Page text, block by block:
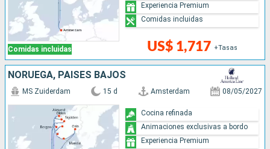
Comidas incluidas US$ 1,717 +Tasas
Experiencia Premium
Comidas incluidas
NORUEGA, PAISES BAJOS
MS Zuiderdam 15 d Amsterdam 08/05/2027
Cocina refinada
Animaciones exclusivas a bordo
Experiencia Premium